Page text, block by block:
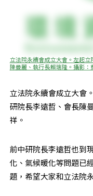
立法院永續會成立大會。左起
陳曼麗、執行長賴瑞隆。攝影：
立法院永續會成立大會
研院長李遠哲、會長陳
祥。
前中研院長李遠哲也到
化、氣候暖化等問題已
題，希望大家和立法院